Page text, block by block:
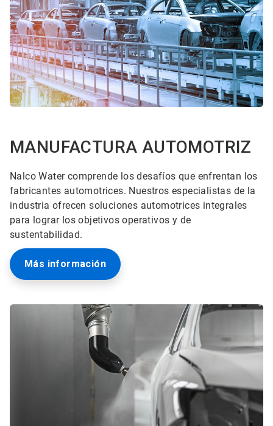
MANUFACTURA AUTOMOTRIZ
Nalco Water comprende los desafíos que enfrentan los
fabricantes automotrices. Nuestros especialistas de la
industria ofrecen soluciones automotrices integrales
para lograr los objetivos operativos y de
sustentabilidad.
Más información